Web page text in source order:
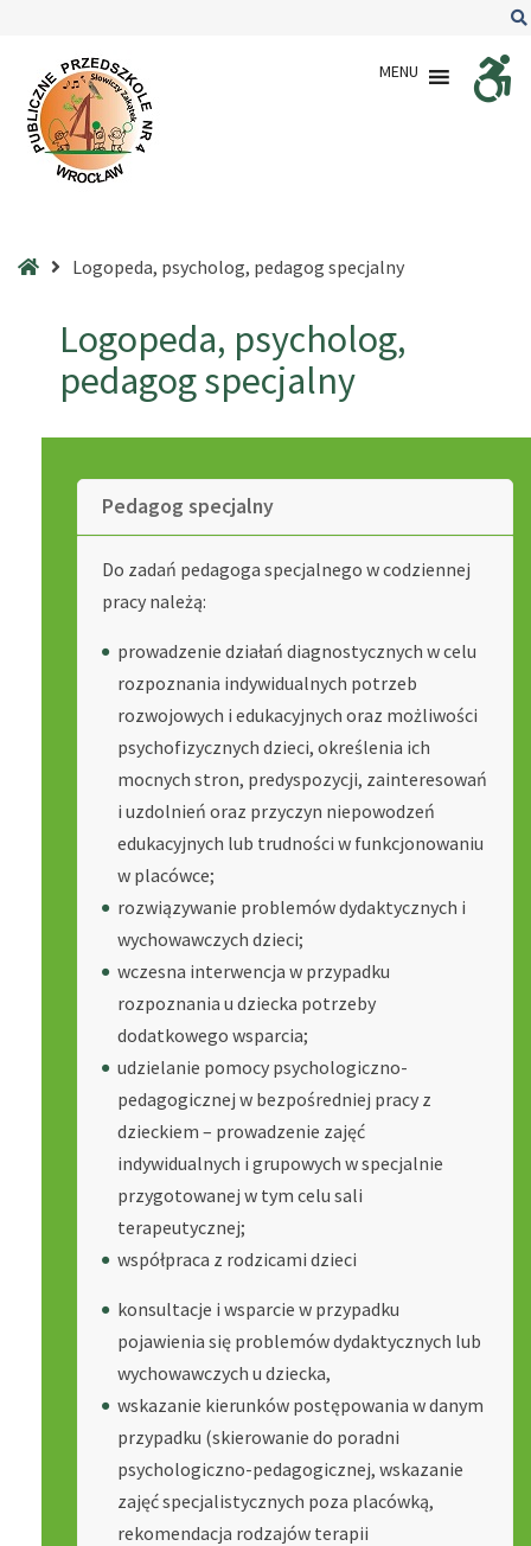
psycholog,
pedagog
specjalny
MENU
StronaLogopeda, psycholog, pedagog specjalny
Logopeda, psycholog,
pedagog specjalny
Pedagog specjalny
Do zadań pedagoga specjalnego w codziennej
pracy należą:
prowadzenie działań diagnostycznych w celu
rozpoznania indywidualnych potrzeb
rozwojowych i edukacyjnych oraz możliwości
psychofizycznych dzieci, określenia ich
mocnych stron, predyspozycji, zainteresowań
i uzdolnień oraz przyczyn niepowodzeń
edukacyjnych lub trudności w funkcjonowaniu
w placówce;
rozwiązywanie problemów dydaktycznych i
wychowawczych dzieci;
wczesna interwencja w przypadku
rozpoznania u dziecka potrzeby
dodatkowego wsparcia;
udzielanie pomocy psychologiczno-
pedagogicznej w bezpośredniej pracy z
dzieckiem – prowadzenie zajęć
indywidualnych i grupowych w specjalnie
przygotowanej w tym celu sali
terapeutycznej;
współpraca z rodzicami dzieci
konsultacje i wsparcie w przypadku
pojawienia się problemów dydaktycznych lub
wychowawczych u dziecka,
wskazanie kierunków postępowania w danym
przypadku (skierowanie do poradni
psychologiczno-pedagogicznej, wskazanie
zajęć specjalistycznych poza placówką,
rekomendacja rodzajów terapii